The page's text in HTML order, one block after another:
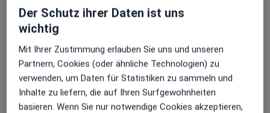
Kinderwunsch
Longevity (Beratung)
Naturheilkunde
Stressbewältigung
Zweitmeinung
Der Schutz ihrer Daten ist uns
wichtig
Mit Ihrer Zustimmung erlauben Sie uns und unseren
Partnern, Cookies (oder ähnliche Technologien) zu
verwenden, um Daten für Statistiken zu sammeln und
Inhalte zu liefern, die auf Ihren Surfgewohnheiten
basieren. Wenn Sie nur notwendige Cookies akzeptieren,